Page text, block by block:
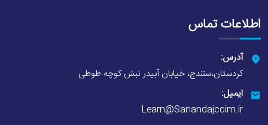
اطلاعات تماس
آدرس:
کردستان،سنندج، خیابان آبیدر نبش کوچه طوطی
ایمیل:
Learn@Sanandajccim.ir